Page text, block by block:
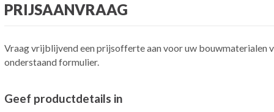
PRIJSAANVRAAG
Vraag vrijblijvend een prijsofferte aan voor uw bouwmaterialen
onderstaand formulier.
Geef productdetails in